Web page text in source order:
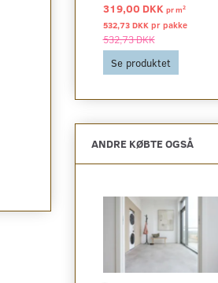
319,00 DKK prm2
532,73 DKK pr pakke
532,73 DKK
Se produktet
ANDRE KØBTE OGSÅ